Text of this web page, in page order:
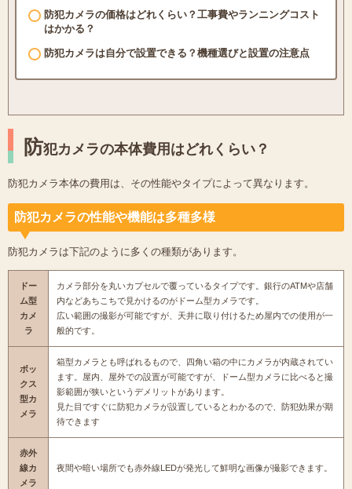
防犯カメラの価格はどれくらい？工事費やランニングコスト
はかかる？
防犯カメラは自分で設置できる？機種選びと設置の注意点
防犯カメラの本体費用はどれくらい？
防犯カメラ本体の費用は、その性能やタイプによって異なります。
防犯カメラの性能や機能は多種多様
防犯カメラは下記のように多くの種類があります。
ドー
ム型
カメ
ラ
カメラ部分を丸いカプセルで覆っているタイプです。銀行のATMや店舗
内などあちこちで見かけるのがドーム型カメラです。
広い範囲の撮影が可能ですが、天井に取り付けるため屋内での使用が一
般的です。
ボッ
クス
型カ
メラ
箱型カメラとも呼ばれるもので、四角い箱の中にカメラが内蔵されてい
ます。屋内、屋外での設置が可能ですが、ドーム型カメラに比べると撮
影範囲が狭いというデメリットがあります。
見た目ですぐに防犯カメラが設置しているとわかるので、防犯効果が期
待できます
赤外
線カ
メラ
夜間や暗い場所でも赤外線LEDが発光して鮮明な画像が撮影できます。